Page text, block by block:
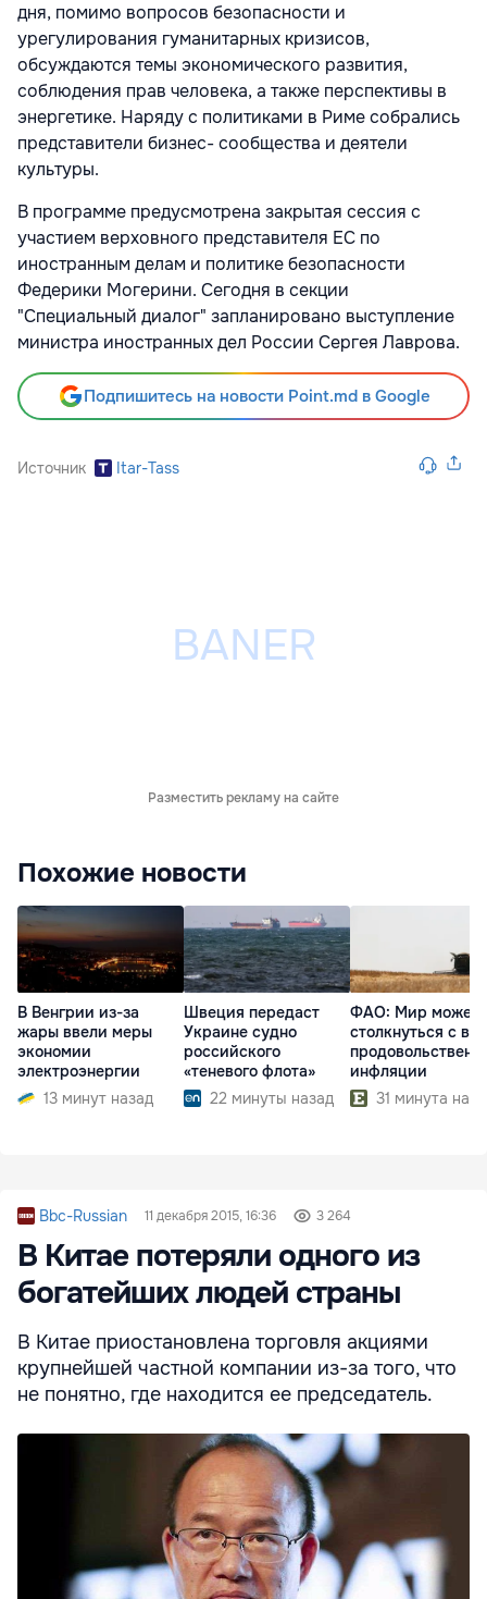
дня, помимо вопросов безопасности и
урегулирования гуманитарных кризисов,
обсуждаются темы экономического развития,
соблюдения прав человека, а также перспективы в
энергетике. Наряду с политиками в Риме собрались
представители бизнес- сообщества и деятели
культуры.
В программе предусмотрена закрытая сессия с
участием верховного представителя ЕС по
иностранным делам и политике безопасности
Федерики Могерини. Сегодня в секции
"Специальный диалог" запланировано выступление
министра иностранных дел России Сергея Лаврова.
Подпишитесь на новости Point.md в Google
Источник Itar-Tass
Разместить рекламу на сайте
Похожие новости
В Венгрии из-за
жары ввели меры
экономии
электроэнергии
13 минут назад
Швеция передаст
Украине судно
российского
«теневого флота»
22 минуты назад
ФАО: Мир может
столкнуться с
инфляции
31 минута
Bbc-Russian 11 декабря 2015, 16:36 3 264
В Китае потеряли одного из
богатейших людей страны
В Китае приостановлена торговля акциями
крупнейшей частной компании из-за того, что
не понятно, где находится ее председатель.